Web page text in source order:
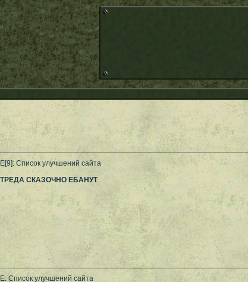
Список улучшений сайта
СКАЗОЧНО ЕБАНУТ
Список улучшений сайта